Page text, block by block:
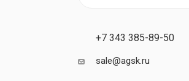
+7 343 385-89-50
sale@agsk.ru